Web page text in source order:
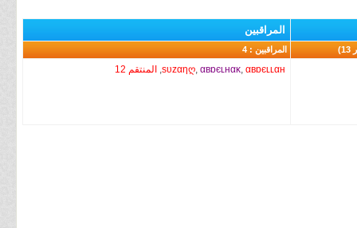
المراقبين
المراقبين : 4
sυzαηღ, αвɒєʟнαĸ, αвɒєʟʟαн
, المنتقم 12